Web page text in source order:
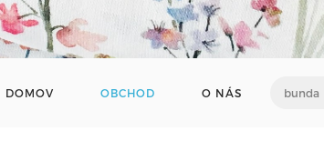
DOMOV OBCHOD O NÁS